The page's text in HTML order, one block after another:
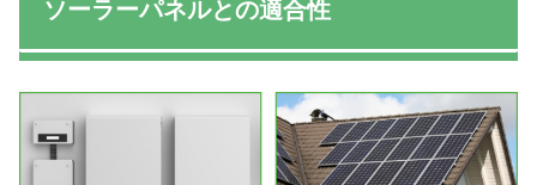
ソーラーパネルとの適合性